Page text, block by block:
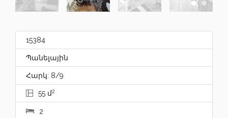
15384
Պանելային
Հարկ: 8/9
55 մ2
2